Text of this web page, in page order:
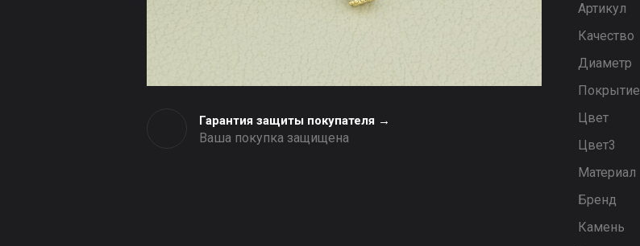
Гарантия защиты покупателя →
Ваша покупка защищена
Артикул
Качество
Диаметр
Покрытие
Цвет
Цвет3
Материал
Бренд
Камень